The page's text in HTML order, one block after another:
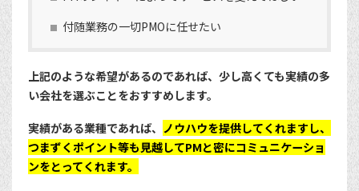
付随業務の一切PMOに任せたい
上記のような希望があるのであれば、少し高くても実績の多
い会社を選ぶことをおすすめします。
実績がある業種であれば、 ノウハウを提供してくれますし、
つまずくポイント等も見越してPMと密にコミュニケーショ
ンをとってくれます。